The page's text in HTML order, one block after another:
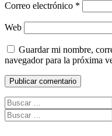
Correo electrónico *
Web
Guardar mi nombre,
navegador para la próxima
Buscar:
Buscar: